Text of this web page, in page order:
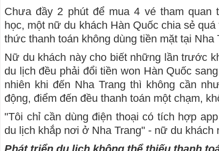
Chưa đầy 2 phút để mua 4 vé tham quan
học, một nữ du khách Hàn Quốc chia sẻ
thức thanh toán không dùng tiền mặt tại Nha
Nữ du khách này cho biết những lần trước
du lịch đều phải đổi tiền won Hàn Quốc
nhiên khi đến Nha Trang thì không cần
động, điểm đến đều thanh toán một chạm,
"Tôi chỉ cần dùng điện thoại có tích hợp
du lịch khắp nơi ở Nha Trang" - nữ du khách